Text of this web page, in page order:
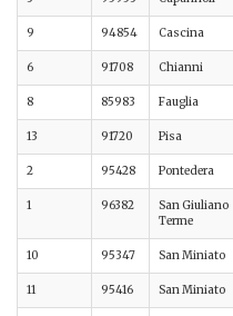
9 94854 Cascina
6 91708 Chianni
8 85983 Fauglia
13 91720 Pisa
2 95428 Pontedera
1 96382
San Giuliano
Terme
10 95347 San Miniato
11 95416 San Miniato